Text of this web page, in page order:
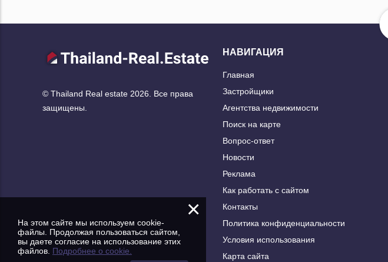
© Thailand Real estate 2026. Все права
защищены.
НАВИГАЦИЯ
Главная
Застройщики
Агентства недвижимости
Поиск на карте
Вопрос-ответ
Новости
Реклама
Как работать с сайтом
Контакты
Политика конфиденциальности
Условия использования
Карта сайта
×
На этом сайте мы используем cookie-
файлы. Продолжая пользоваться сайтом,
вы даете согласие на использование этих
файлов. Подробнее о cookie.